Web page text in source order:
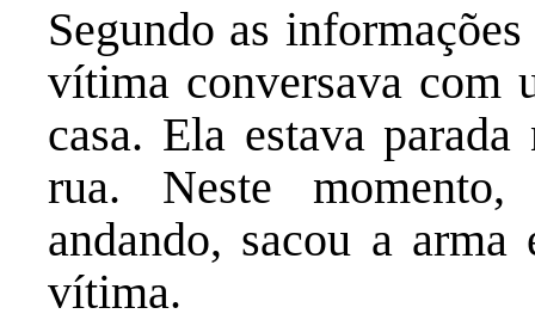
Segundo as
vítima conversava com
casa. Ela estava
rua. Neste
andando, sacou a
vítima.